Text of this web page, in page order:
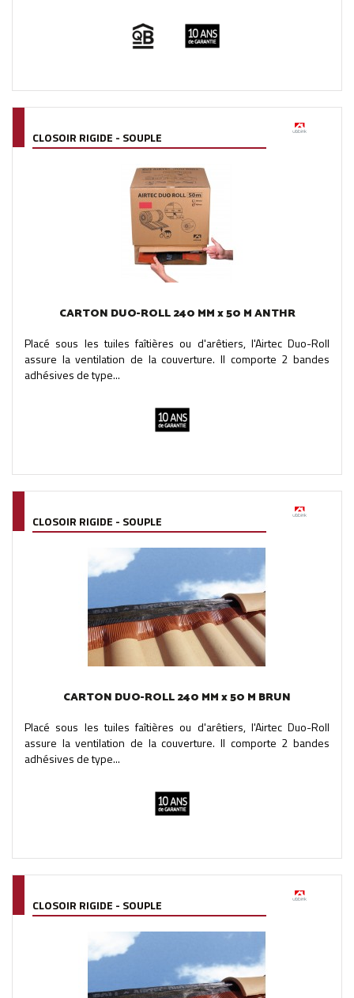
CLOSOIR RIGIDE - SOUPLE
CARTON DUO-ROLL 240 MM x 50 M ANTHR
Placé sous les tuiles faîtières ou d'arêtiers, l'Airtec Duo-Roll
assure la ventilation de la couverture. Il comporte 2 bandes
adhésives de type...
CLOSOIR RIGIDE - SOUPLE
CARTON DUO-ROLL 240 MM x 50 M BRUN
Placé sous les tuiles faîtières ou d'arêtiers, l'Airtec Duo-Roll
assure la ventilation de la couverture. Il comporte 2 bandes
adhésives de type...
CLOSOIR RIGIDE - SOUPLE